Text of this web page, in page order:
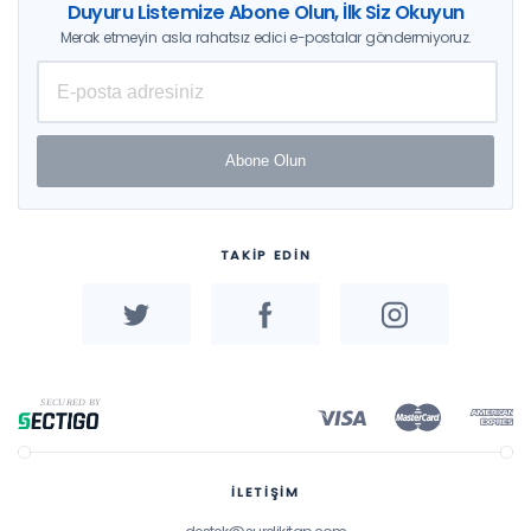
Duyuru Listemize Abone Olun, İlk Siz Okuyun
Merak etmeyin asla rahatsız edici e-postalar göndermiyoruz.
Abone Olun
TAKİP EDİN
İLETİŞİM